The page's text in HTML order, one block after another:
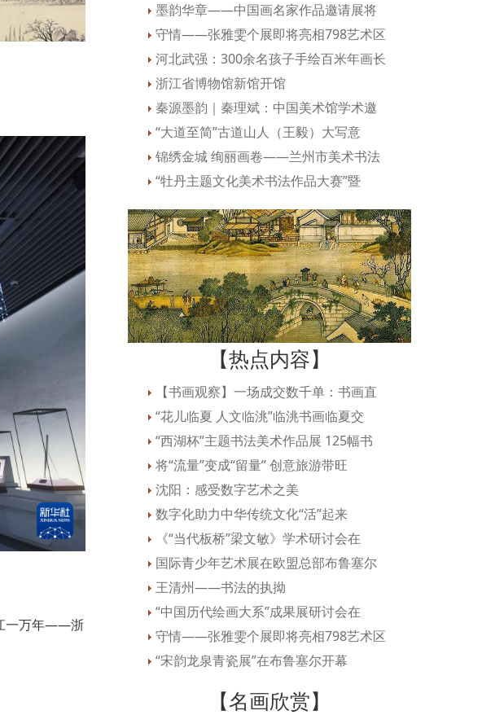
一万年——浙
墨韵华章——中国画名家作品邀请展将
守情——张雅雯个展即将亮相798艺术区
河北武强：300余名孩子手绘百米年画长
浙江省博物馆新馆开馆
秦源墨韵｜秦理斌：中国美术馆学术邀
“大道至简”古道山人（王毅）大写意
锦绣金城 绚丽画卷——兰州市美术书法
“牡丹主题文化美术书法作品大赛”暨
【热点内容】
【书画观察】一场成交数千单：书画直
“花儿临夏 人文临洮”临洮书画临夏交
“西湖杯”主题书法美术作品展 125幅书
将“流量”变成“留量” 创意旅游带旺
沈阳：感受数字艺术之美
数字化助力中华传统文化“活”起来
《“当代板桥”梁文敏》学术研讨会在
国际青少年艺术展在欧盟总部布鲁塞尔
王清州——书法的执拗
“中国历代绘画大系”成果展研讨会在
守情——张雅雯个展即将亮相798艺术区
“宋韵龙泉青瓷展”在布鲁塞尔开幕
【名画欣赏】